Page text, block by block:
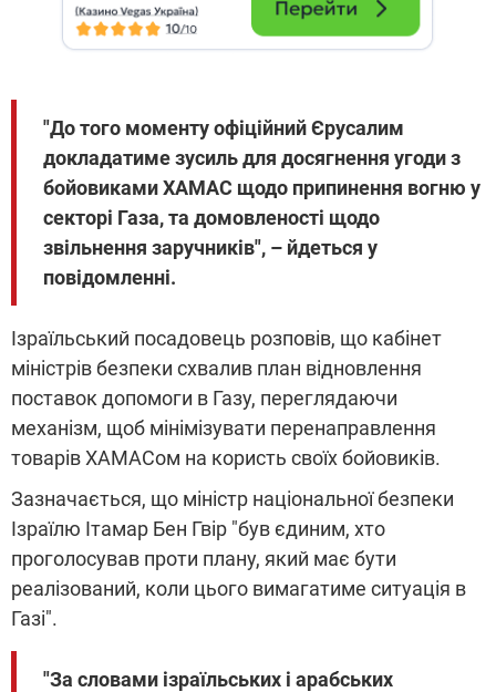
"До того моменту офіційний Єрусалим
докладатиме зусиль для досягнення угоди з
бойовиками ХАМАС щодо припинення вогню у
секторі Газа, та домовленості щодо
звільнення заручників", – йдеться у
повідомленні.
Ізраїльський посадовець розповів, що кабінет
міністрів безпеки схвалив план відновлення
поставок допомоги в Газу, переглядаючи
механізм, щоб мінімізувати перенаправлення
товарів ХАМАСом на користь своїх бойовиків.
Зазначається, що міністр національної безпеки
Ізраїлю Ітамар Бен Гвір "був єдиним, хто
проголосував проти плану, який має бути
реалізований, коли цього вимагатиме ситуація в
Газі".
"За словами ізраїльських і арабських